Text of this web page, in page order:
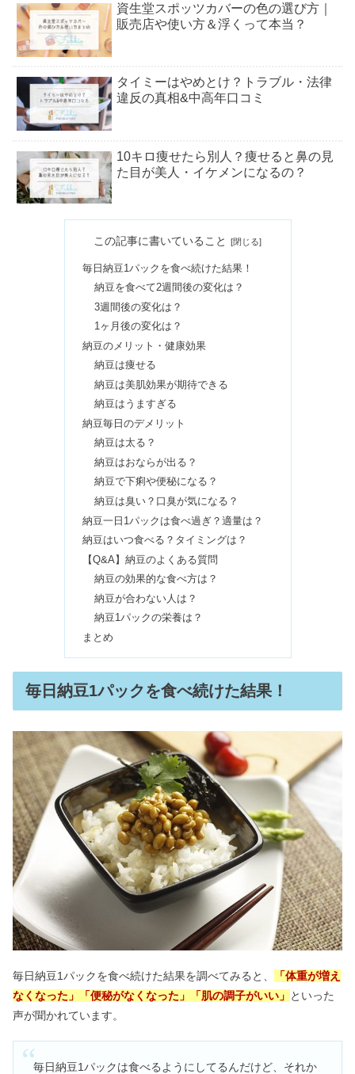
資生堂スポッツカバーの色の選び方｜
販売店や使い方＆浮くって本当？
タイミーはやめとけ？トラブル・法律
違反の真相&中高年口コミ
10キロ痩せたら別人？痩せると鼻の見
た目が美人・イケメンになるの？
トされたら&いくらで買える？
クレムドアンの悪質な口コミは嘘？解
約方法や白髪に効果なしの真相
ドクターリセラは最悪・怪しい？偽物
の口コミや愛用芸能人も
TOKIOトリートメントが向いてる人｜
効果ないは嘘？くせ毛の口コミも
ヤクルト1000飲みすぎは体に悪い？効
果なし・下痢になる口コミは本当？
モッズコートのメンズはダサい？おば
さんで似合わない人は？
グレイル（GRL）が届くまで！いつ届
く？届かない&発送遅い場合は？
シリカ水のデメリット｜危険&怪し
い？飲んではいけない人も
ヘアマニキュアを続けると？白髪染め
やめてのデメリット&美容院料金
五本指ソックスはやめた方がいい？デ
メリットや自律神経の効果
【2024】サマンサタバサ福袋はひど
い？中身ネタバレ&予約方法
チープカシオの愛用芸能人！つけてる
人はお金持ち？ダサいって本当？
この記事に書いていること
毎日納豆1パックを食べ続けた結果！
納豆を食べて2週間後の変化は？
3週間後の変化は？
1ヶ月後の変化は？
納豆のメリット・健康効果
納豆は痩せる
納豆は美肌効果が期待できる
納豆はうますぎる
納豆毎日のデメリット
納豆は太る？
納豆はおならが出る？
納豆で下痢や便秘になる？
納豆は臭い？口臭が気になる？
納豆一日1パックは食べ過ぎ？適量は？
納豆はいつ食べる？タイミングは？
【Q&A】納豆のよくある質問
納豆の効果的な食べ方は？
納豆が合わない人は？
納豆1パックの栄養は？
まとめ
毎日納豆1パックを食べ続けた結果！
毎日納豆1パックを食べ続けた結果を調べてみると、
「体重が増え
なくなった」「便秘がなくなった」「肌の調子がいい」 といった
声が聞かれています。
毎日納豆1パックは食べるようにしてるんだけど、それか